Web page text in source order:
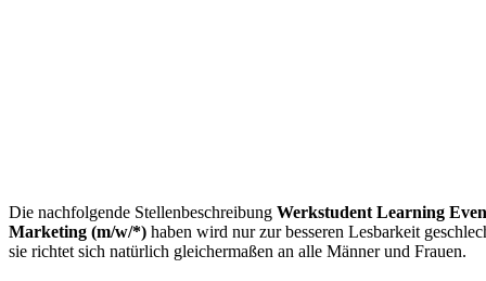
Die nachfolgende Stellenbeschreibung Werkstudent Learning
Marketing (m/w/*) haben wird nur zur besseren Lesbarkeit
sie richtet sich natürlich gleichermaßen an alle Männer und Frauen.